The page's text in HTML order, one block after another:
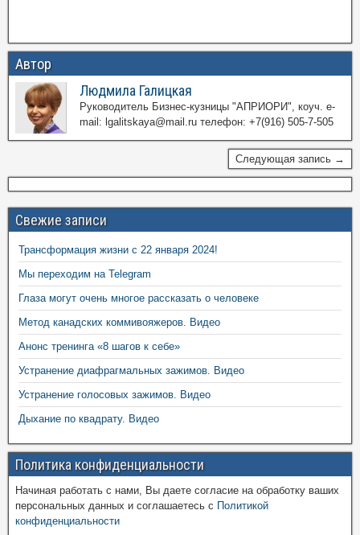
Автор
Людмила Галицкая
Руководитель Бизнес-кузницы "АПРИОРИ", коуч. e-
mail: lgalitskaya@mail.ru телефон: +7(916) 505-7-505
Следующая запись →
Свежие записи
Трансформация жизни с 22 января 2024!
Мы переходим на Telegram
Глаза могут очень многое рассказать о человеке
Метод канадских коммивояжеров. Видео
Анонс тренинга «8 шагов к себе»
Устранение диафрагмальных зажимов. Видео
Устранение голосовых зажимов. Видео
Дыхание по квадрату. Видео
Политика конфиденциальности
Начиная работать с нами, Вы даете согласие на обработку ваших
персональных данных и соглашаетесь с Политикой
конфиденциальности